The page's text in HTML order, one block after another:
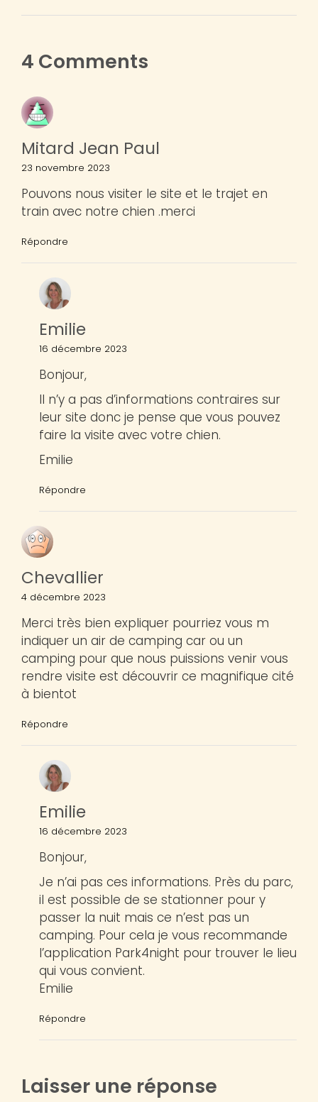
4 Comments
Mitard Jean Paul
23 novembre 2023
Pouvons nous visiter le site et le trajet en
train avec notre chien .merci
Répondre
Emilie
16 décembre 2023
Bonjour,
Il n’y a pas d’informations contraires sur
leur site donc je pense que vous pouvez
faire la visite avec votre chien.
Emilie
Répondre
Chevallier
4 décembre 2023
Merci très bien expliquer pourriez vous m
indiquer un air de camping car ou un
camping pour que nous puissions venir vous
rendre visite est découvrir ce magnifique cité
à bientot
Répondre
Emilie
16 décembre 2023
Bonjour,
Je n’ai pas ces informations. Près du parc,
il est possible de se stationner pour y
passer la nuit mais ce n’est pas un
camping. Pour cela je vous recommande
l’application Park4night pour trouver le lieu
qui vous convient.
Emilie
Répondre
Laisser une réponse